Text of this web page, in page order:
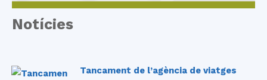
Notícies
Tancament de l’agència de viatges